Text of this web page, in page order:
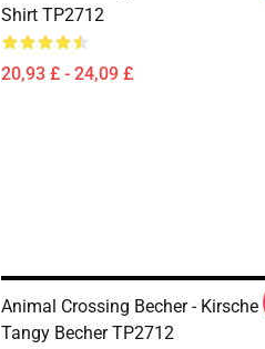
Shirt TP2712
20,93 £ - 24,09 £
Animal Crossing Becher - Kirsche
Tangy Becher TP2712